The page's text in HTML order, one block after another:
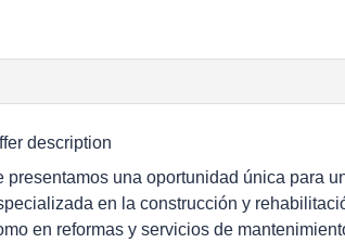
description
presentamos una oportunidad única para
en la construcción y
en reformas y servicios de